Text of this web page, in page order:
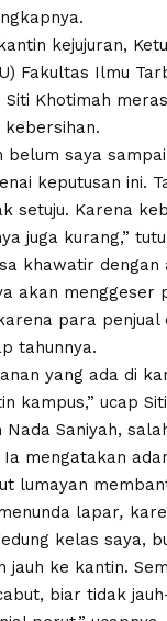
kejujuran,
Fakultas Ilmu
Siti Khotimah
belum saya
keputusan ini.
setuju. Karena
juga kurang,”
khawatir dengan
akan menggeser
para penjual
tahunnya.
yang ada di
kampus,” ucap
Nada Saniyah,
mengatakan
lumayan
lapar,
kelas saya,
jauh ke kantin.
biar tidak